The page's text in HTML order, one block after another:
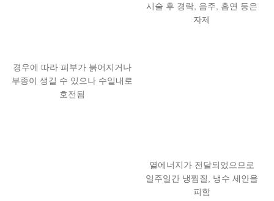
시술 후 경락, 음주, 흡연 등은
자제
경우에 따라 피부가 붉어지거나
부종이 생길 수 있으나 수일내로
호전됨
열에너지가 전달되었으므로
일주일간 냉찜질, 냉수 세안을
피함